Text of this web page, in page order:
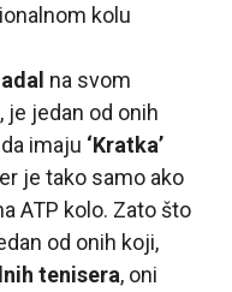
kolu
na svom
, je jedan od onih
imaju ‘Kratka’
je tako samo ako
ATP kolo. Zato što
od onih koji,
tenisera, oni